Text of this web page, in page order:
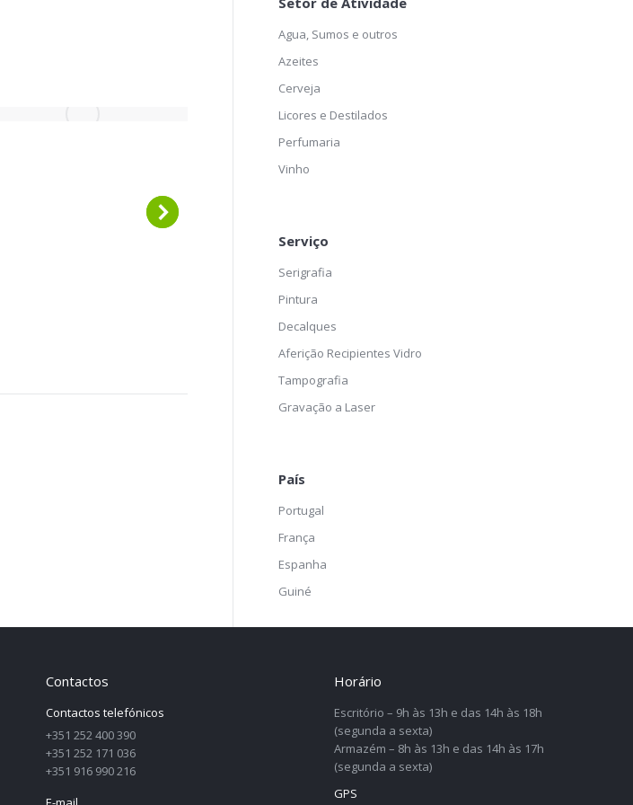
Agua, Sumos e outros
Azeites
Cerveja
Licores e Destilados
Perfumaria
Vinho
Serviço
Serigrafia
Pintura
Decalques
Aferição Recipientes Vidro
Tampografia
Gravação a Laser
País
Portugal
França
Espanha
Guiné
Contactos
Contactos telefónicos
+351 252 400 390
+351 252 171 036
+351 916 990 216
Horário
Escritório – 9h às 13h e das 14h às 18h
(segunda a sexta)
Armazém – 8h às 13h e das 14h às 17h
(segunda a sexta)
GPS